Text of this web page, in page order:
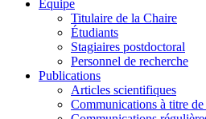
Équipe
Titulaire de la Chaire
Étudiants
Stagiaires postdoctoral
Personnel de recherche
Publications
Articles scientifiques
Communications à titre